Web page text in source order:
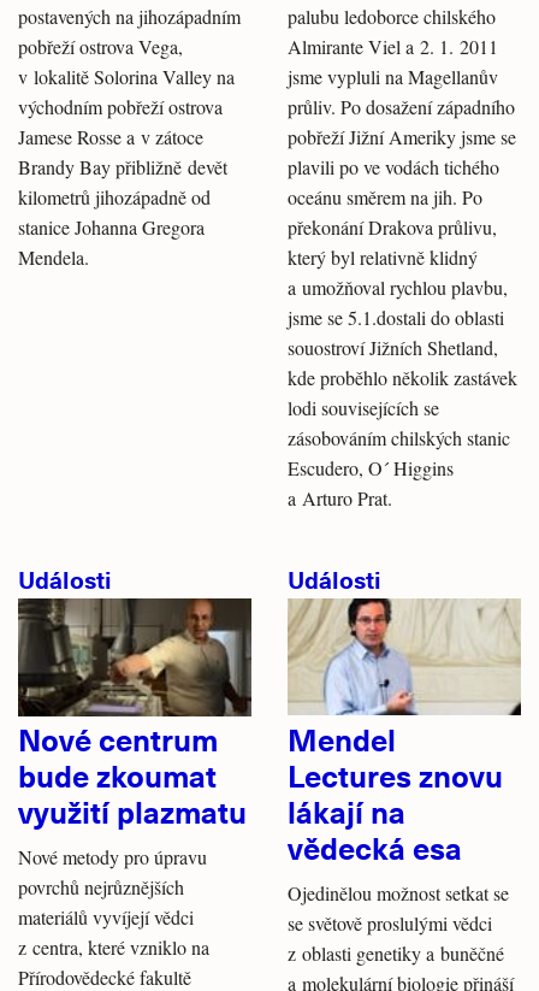
postavených na jihozápadním
pobřeží ostrova Vega,
v lokalitě Solorina Valley na
východním pobřeží ostrova
Jamese Rosse a v zátoce
Brandy Bay přibližně devět
kilometrů jihozápadně od
stanice Johanna Gregora
Mendela.
palubu ledoborce chilského
Almirante Viel a 2. 1. 2011
jsme vypluli na Magellanův
průliv. Po dosažení západního
pobřeží Jižní Ameriky jsme se
plavili po ve vodách tichého
oceánu směrem na jih. Po
překonání Drakova průlivu,
který byl relativně klidný
a umožňoval rychlou plavbu,
jsme se 5.1.dostali do oblasti
souostroví Jižních Shetland,
kde proběhlo několik zastávek
lodi souvisejících se
zásobováním chilských stanic
Escudero, O´ Higgins
a Arturo Prat.
Události
Nové centrum
bude zkoumat
využití plazmatu
Nové metody pro úpravu
povrchů nejrůznějších
materiálů vyvíjejí vědci
z centra, které vzniklo na
Přírodovědecké fakultě
Události
Mendel
Lectures znovu
lákají na
vědecká esa
Ojedinělou možnost setkat se
se světově proslulými vědci
z oblasti genetiky a buněčné
a molekulární biologie přináší